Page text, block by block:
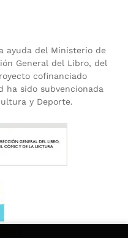
ayuda del Ministerio de
General del Libro, del
cofinanciado
ha sido subvencionada
y Deporte.